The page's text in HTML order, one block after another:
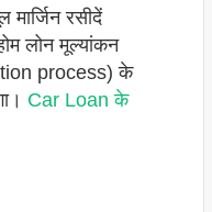
रसीदें
लोन मूल्यांकन
process) के
Car Loan के